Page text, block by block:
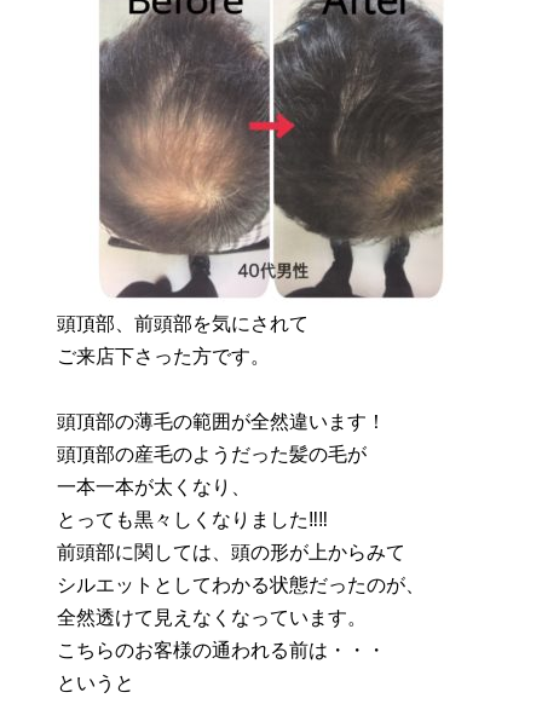
頭頂部、前頭部を気にされて
ご来店下さった方です。
頭頂部の薄毛の範囲が全然違います！
頭頂部の産毛のようだった髪の毛が
一本一本が太くなり、
とっても黒々しくなりました‼️‼️
前頭部に関しては、頭の形が上からみて
シルエットとしてわかる状態だったのが、
全然透けて見えなくなっています。
こちらのお客様の通われる前は・・・
というと